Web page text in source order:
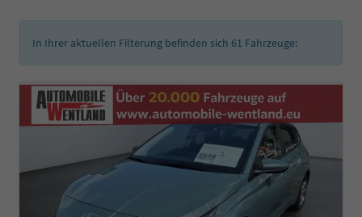
In Ihrer aktuellen Filterung befinden sich 61 Fahrzeuge: